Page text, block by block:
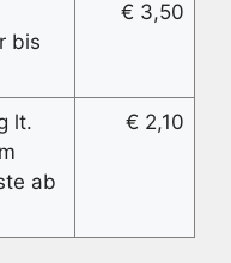
bis
€ 3,50
lt.
ab
€ 2,10